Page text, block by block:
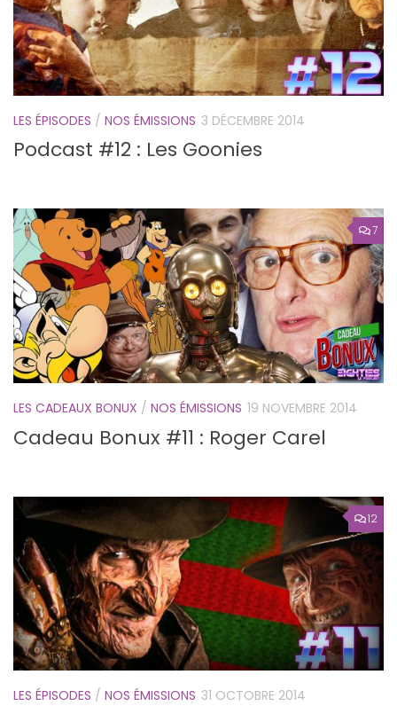
LES ÉPISODES / NOS ÉMISSIONS 3 DÉCEMBRE 2014
Podcast #12 : Les Goonies
7
LES CADEAUX BONUX / NOS ÉMISSIONS 19 NOVEMBRE 2014
Cadeau Bonux #11 : Roger Carel
12
LES ÉPISODES / NOS ÉMISSIONS 31 OCTOBRE 2014